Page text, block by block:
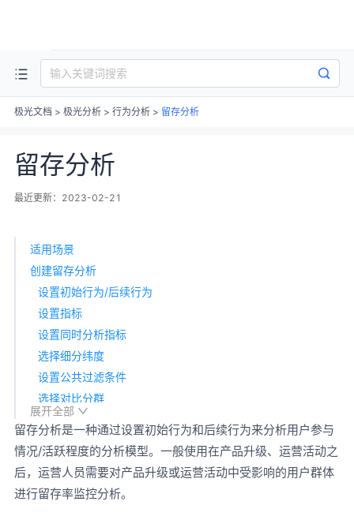
极光文档 > 极光分析 > 行为分析 > 留存分析
留存分析
最近更新：2023-02-21
适用场景
创建留存分析
设置初始行为/后续行为
设置指标
设置同时分析指标
选择细分纬度
设置公共过滤条件
选择对比分群
设置图表展示
展开全部
留存分析是一种通过设置初始行为和后续行为来分析用户参与
情况/活跃程度的分析模型。一般使用在产品升级、运营活动之
后，运营人员需要对产品升级或运营活动中受影响的用户群体
进行留存率监控分析。